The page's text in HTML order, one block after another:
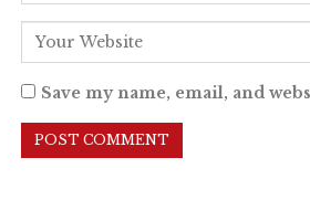
Save my name, email, and